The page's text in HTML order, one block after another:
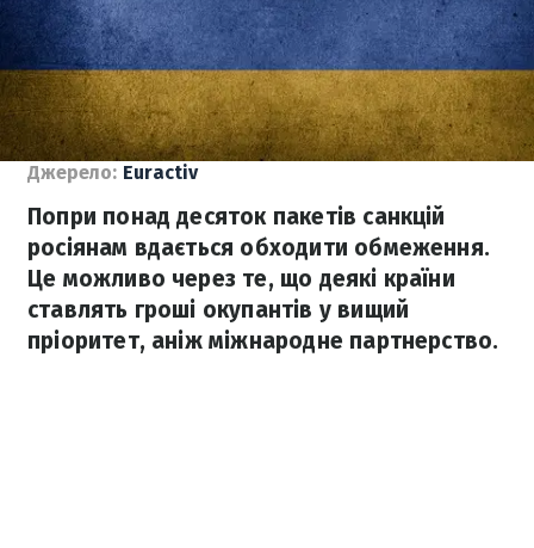
Джерело: Euractiv
Попри понад десяток пакетів санкцій
росіянам вдається обходити обмеження.
Це можливо через те, що деякі країни
ставлять гроші окупантів у вищий
пріоритет, аніж міжнародне партнерство.